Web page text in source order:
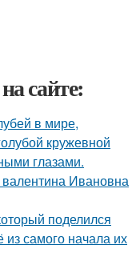
сайте:
в мире,
кружевной
глазами.
Ивановна
поделился
самого начала их